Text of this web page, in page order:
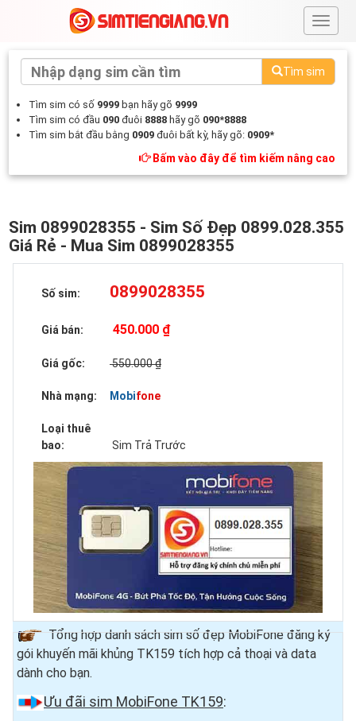
#
Tìm sim
Tìm sim có số 9999 bạn hãy gõ 9999
Tìm sim có đầu 090 đuôi 8888 hãy gõ 090*8888
Tìm sim bắt đầu bằng 0909 đuôi bất kỳ, hãy gõ: 0909*
Bấm vào đây để tìm kiếm nâng cao
Sim 0899028355 - Sim Số Đẹp 0899.028.355
Giá Rẻ - Mua Sim 0899028355
Số sim: 0899028355
Giá bán: 450.000 ₫
Giá gốc: 550.000 ₫
Nhà mạng: Mobifone
Loại thuê
bao:
Sim Trả Trước
Tổng hợp danh sách sim số đẹp MobiFone đăng ký
gói khuyến mãi khủng TK159 tích hợp cả thoại và data
dành cho bạn.
Ưu đãi sim MobiFone TK159: